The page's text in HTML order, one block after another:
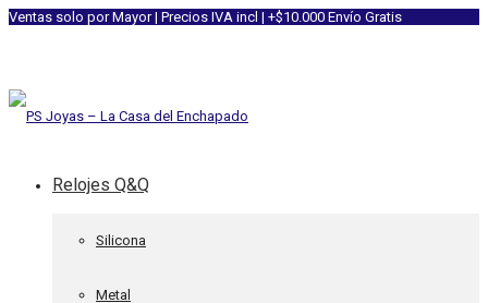
Ventas solo por Mayor | Precios IVA incl | +$10.000 Envío Gratis
Relojes Q&Q
Silicona
Metal